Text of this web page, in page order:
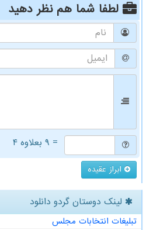
لطفا شما همنظر دهید
= ۹ بعلاوه ۴
ابراز عقیده
لینک دوستان گردو دانلود
تبلیغات انتخابات مجلس